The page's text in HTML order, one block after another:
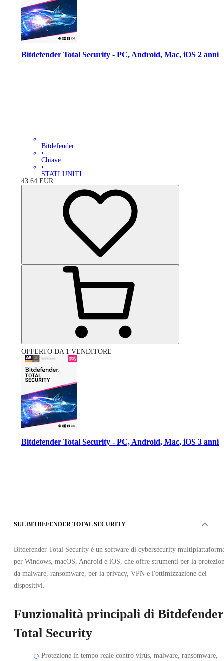
Bitdefender Total Security - PC, Android, Mac, iOS 2 anni
Bitdefender
•
Chiave
•
STATI UNITI
43.64 EUR
OFFERTO DA 1 VENDITORE
Bitdefender Total Security - PC, Android, Mac, iOS 3 anni
Chiave
STATI UNITI / CANADA
SUL BITDEFENDER TOTAL SECURITY
Bitdefender Total Security è un software di cybersecurity
per Windows, macOS, Android e iOS, che offre strumenti per la
da malware, ransomware, per la privacy, VPN e l'ottimizzazione dei
dispositivi.
Funzionalità principali di Bitdefender
Total Security
Protezione in tempo reale contro virus, malware, ransomware,